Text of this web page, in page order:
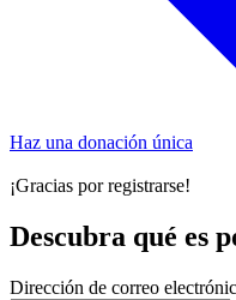
Haz una donación única
¡Gracias por registrarse!
Descubra qué es
Dirección de correo